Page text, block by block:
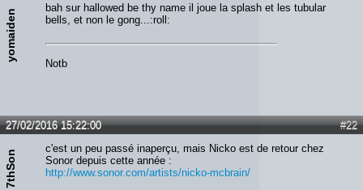
yomaiden
bah sur hallowed be thy name il joue la splash et les tubular
bells, et non le gong...:roll:
Notb
#22
27/02/2016 15:22:00
7thSon
c'est un peu passé inaperçu, mais Nicko est de retour chez
Sonor depuis cette année :
http://www.sonor.com/artists/nicko-mcbrain/